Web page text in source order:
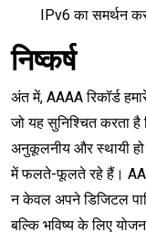
IPv6 का समर्थन
निष्कर्ष
अंत में, AAAA रिकॉर्ड
जो यह सुनिश्चित करता है
अनुकूलनीय और स्थायी हो
में फलते-फूलते रहे हैं।
न केवल अपने डिजिटल
बल्कि भविष्य के लिए